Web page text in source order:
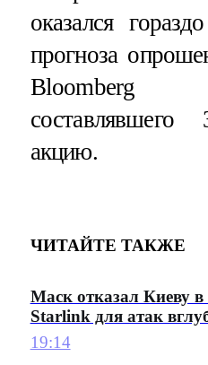
оказался
прогноза
Bloomberg
акцию.
ЧИТАЙТЕ ТАКЖЕ
Маск отказал Киеву в
Starlink для атак
19:14